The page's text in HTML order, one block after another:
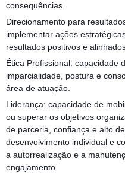
consequências.
Direcionamento para
implementar ações
resultados positivos e
Ética Profissional: capacidade
imparcialidade, postura e
área de atuação.
Liderança: capacidade de
ou superar os objetivos
de parceria, confiança e alto
desenvolvimento individual e
a autorrealização e a
engajamento.